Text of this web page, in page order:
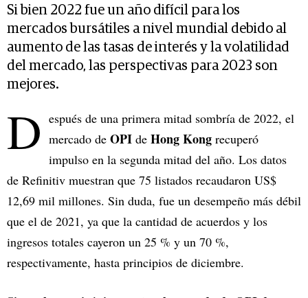
Si bien 2022 fue un año difícil para los
mercados bursátiles a nivel mundial debido al
aumento de las tasas de interés y la volatilidad
del mercado, las perspectivas para 2023 son
mejores.
D espués de una primera mitad sombría de 2022, el
mercado de OPI de Hong Kong recuperó
impulso en la segunda mitad del año. Los datos
de Refinitiv muestran que 75 listados recaudaron US$
12,69 mil millones. Sin duda, fue un desempeño más débil
que el de 2021, ya que la cantidad de acuerdos y los
ingresos totales cayeron un 25 % y un 70 %,
respectivamente, hasta principios de diciembre.